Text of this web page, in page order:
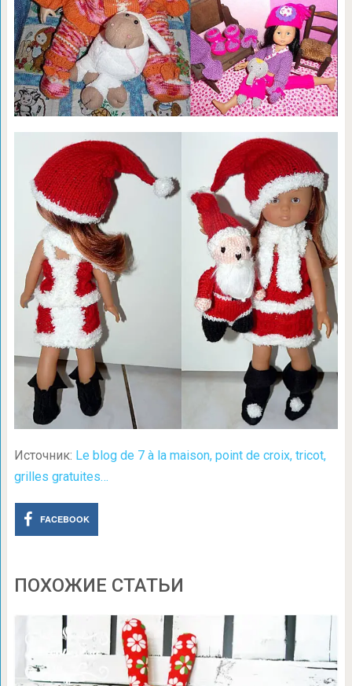
Источник: Le blog de 7 à la maison, point de croix, tricot,
grilles gratuites…
FACEBOOK
ПОХОЖИЕ СТАТЬИ